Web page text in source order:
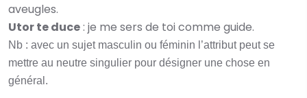
aveugles.
Utor te duce: je me sers de toi comme guide.
Nb : avec un sujet masculin ou féminin l’attribut peut se
mettre au neutre singulier pour désigner une chose en
général.